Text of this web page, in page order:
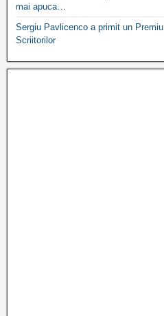
mai apuca…
Sergiu Pavlicenco a primit un
Scriitorilor